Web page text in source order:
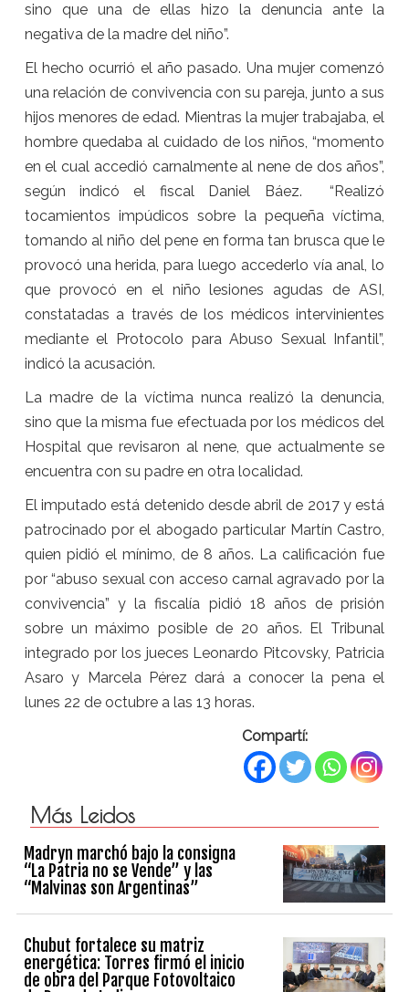
sino que una de ellas hizo la denuncia ante la
negativa de la madre del niño”.
El hecho ocurrió el año pasado. Una mujer comenzó
una relación de convivencia con su pareja, junto a sus
hijos menores de edad. Mientras la mujer trabajaba, el
hombre quedaba al cuidado de los niños, “momento
en el cual accedió carnalmente al nene de dos años”,
según indicó el fiscal Daniel Báez. “Realizó
tocamientos impúdicos sobre la pequeña víctima,
tomando al niño del pene en forma tan brusca que le
provocó una herida, para luego accederlo vía anal, lo
que provocó en el niño lesiones agudas de ASI,
constatadas a través de los médicos intervinientes
mediante el Protocolo para Abuso Sexual Infantil”,
indicó la acusación.
La madre de la víctima nunca realizó la denuncia,
sino que la misma fue efectuada por los médicos del
Hospital que revisaron al nene, que actualmente se
encuentra con su padre en otra localidad.
El imputado está detenido desde abril de 2017 y está
patrocinado por el abogado particular Martín Castro,
quien pidió el mínimo, de 8 años. La calificación fue
por “abuso sexual con acceso carnal agravado por la
convivencia” y la fiscalía pidió 18 años de prisión
sobre un máximo posible de 20 años. El Tribunal
integrado por los jueces Leonardo Pitcovsky, Patricia
Asaro y Marcela Pérez dará a conocer la pena el
lunes 22 de octubre a las 13 horas.
Compartí:
Más Leidos
Madryn marchó bajo la consigna
“La Patria no se Vende” y las
“Malvinas son Argentinas”
Chubut fortalece su matriz
energética: Torres firmó el inicio
de obra del Parque Fotovoltaico